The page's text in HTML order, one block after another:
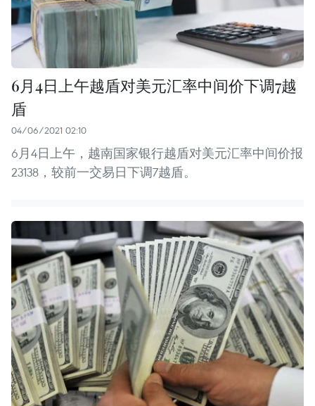
6月4日上午越盾对美元汇率中间价下调7越
盾
04/06/2021 02:10
6月4日上午，越南国家银行越盾对美元汇率中间价报
23138，较前一交易日下调7越盾。